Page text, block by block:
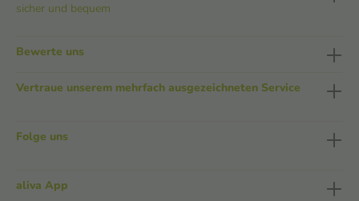
sicher und bequem
Bewerte uns
Vertraue unserem mehrfach ausgezeichneten Service
Folge uns
aliva App